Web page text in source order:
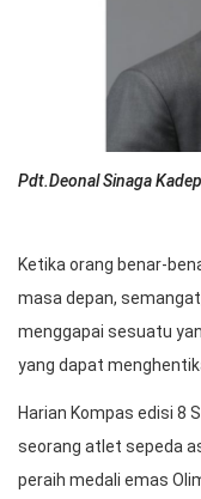
Pdt.Deonal Sinaga
Ketika orang benar-
masa depan,
menggapai sesuatu
yang dapat
Harian Kompas edisi 8
seorang atlet sepeda
peraih medali emas